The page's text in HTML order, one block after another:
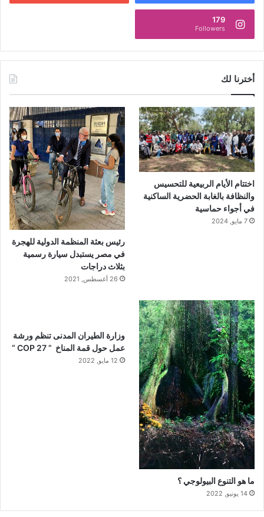
179
Followers
أخترنا لك
اختتام الأيام الربيعية للتحسيس
والنظافة بالغابة الحضرية الساكنية
في أجواء حماسية
7 مايو, 2024
رئيس بعثة المنظمة الدولية للهجرة
في مصر يستبدل سيارة رسمية
بثلاث دراجات
26 أغسطس, 2021
ما هو التنوع البيولوجي ؟
14 يونيو, 2022
وزارة الطيران المدنى تنظم ورشة
عمل حول قمة المناخ ” COP 27 “
12 مايو, 2022